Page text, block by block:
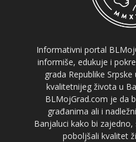
Informativni portal
informiše, edukuje i
grada Republike
kvalitetnijeg života u
BLMojGrad.com je da
građanima ali i
Banjaluci kako bi
poboljšali kvalitet